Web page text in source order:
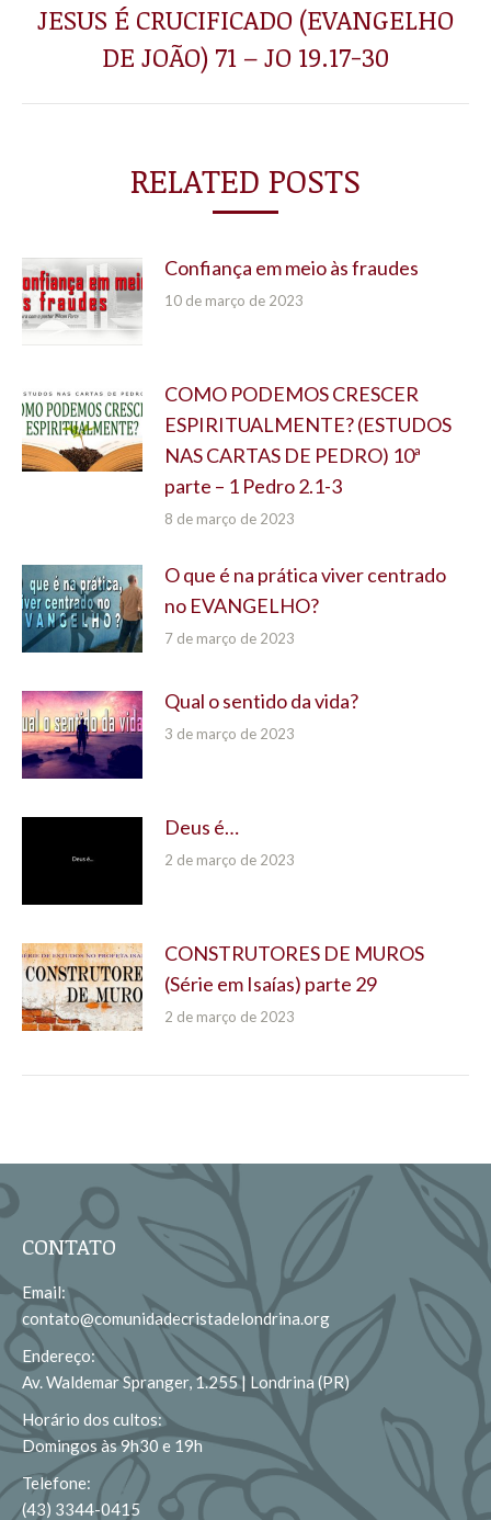
Próximo
post:
JESUS É CRUCIFICADO (EVANGELHO
DE JOÃO) 71 – JO 19.17-30
RELATED POSTS
Confiança em meio às fraudes
10 de março de 2023
COMO PODEMOS CRESCER
ESPIRITUALMENTE? (ESTUDOS
NAS CARTAS DE PEDRO) 10ª
parte – 1 Pedro 2.1-3
8 de março de 2023
O que é na prática viver centrado
no EVANGELHO?
7 de março de 2023
Qual o sentido da vida?
3 de março de 2023
Deus é…
2 de março de 2023
CONSTRUTORES DE MUROS
(Série em Isaías) parte 29
2 de março de 2023
CONTATO
Email:
contato@comunidadecristadelondrina.org
Endereço:
Av. Waldemar Spranger, 1.255 | Londrina (PR)
Horário dos cultos:
Domingos às 9h30 e 19h
Telefone:
(43) 3344-0415